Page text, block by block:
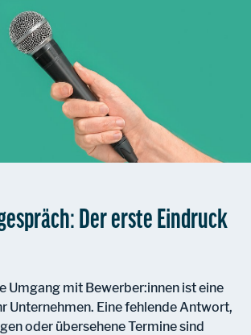
Der erste Eindruck
Umgang mit Bewerber:innen ist eine
Unternehmen. Eine fehlende Antwort,
oder übersehene Termine sind